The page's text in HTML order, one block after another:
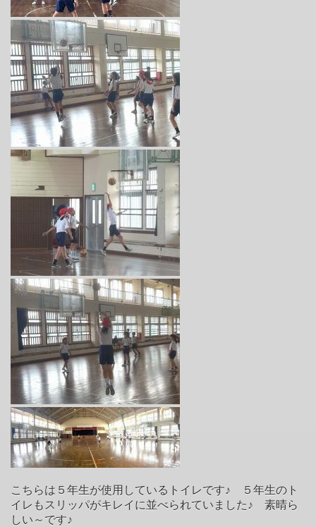
こちらは５年生が使用しているトイレです♪ ５年生のト
イレもスリッパがキレイに並べられていました♪ 素晴ら
しい～です♪